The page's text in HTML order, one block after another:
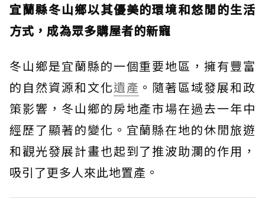
宜蘭縣冬山鄉以其優美的環境和悠閒的生活
方式，成為眾多購屋者的新寵
冬山鄉是宜蘭縣的一個重要地區，擁有豐富
的自然資源和文化遺產 。隨著區域發展和政
策影響，冬山鄉的房地產市場在過去一年中
經歷了顯著的變化。宜蘭縣在地的休閒旅遊
和觀光發展計畫也起到了推波助瀾的作用，
吸引了更多人來此地置產。